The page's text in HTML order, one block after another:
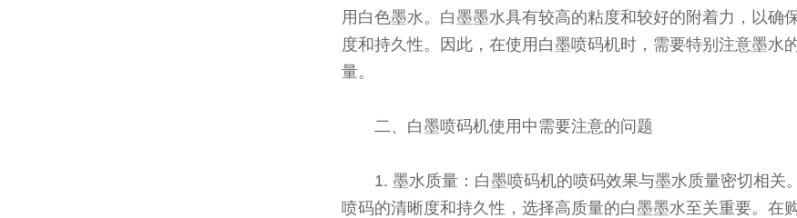
用白色墨水。白墨墨水具有较高的粘度和较好的附着力，以确
度和持久性。因此，在使用白墨喷码机时，需要特别注意墨水
量。
二、白墨喷码机使用中需要注意的问题
1. 墨水质量：白墨喷码机的喷码效果与墨水质量密切相关
喷码的清晰度和持久性，选择高质量的白墨墨水至关重要。在